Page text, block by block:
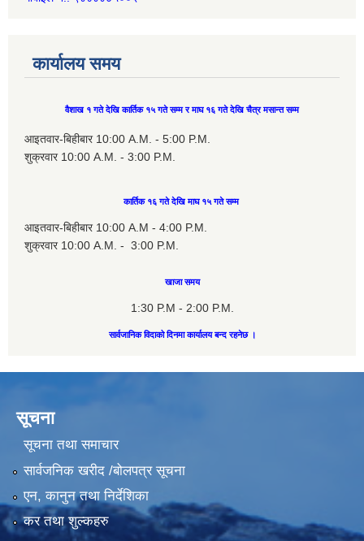
कार्यालय समय
वैशाख १ गते देखि कार्तिक १५ गते सम्म र माघ १६ गते देखि चैत्र मसान्त सम्म
आइतवार-बिहीबार 10:00 A.M. - 5:00 P.M.
शुक्रवार 10:00 A.M. - 3:00 P.M.
कार्तिक १६ गते देखि माघ १५ गते सम्म
आइतवार-बिहीबार 10:00 A.M - 4:00 P.M.
शुक्रवार 10:00 A.M. - 3:00 P.M.
खाजा समय
1:30 P.M - 2:00 P.M.
सार्वजानिक विदाको दिनमा कार्यालय बन्द रहनेछ ।
सूचना
सूचना तथा समाचार
सार्वजनिक खरीद /बोलपत्र सूचना
एन, कानुन तथा निर्देशिका
कर तथा शुल्कहरु